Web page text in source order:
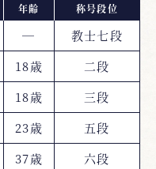
年齢 称号段位
―
教士七段
18歳
二段
18歳
三段
23歳
五段
37歳 六段